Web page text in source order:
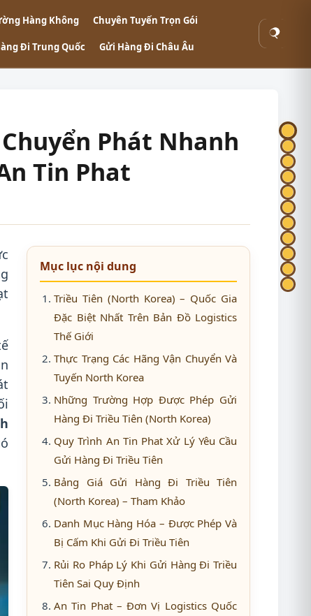
Hàng Không Chuyên Tuyến Trọn Gói
Đi Trung Quốc Gửi Hàng Đi Châu Âu
Tìm
Phát Nhanh
Tin Phat
Mục lục nội dung
Triều Tiên (North Korea) – Quốc Gia
Đặc Biệt Nhất Trên Bản Đồ Logistics
Thế Giới
Thực Trạng Các Hãng Vận Chuyển Và
Tuyến North Korea
Những Trường Hợp Được Phép Gửi
Hàng Đi Triều Tiên (North Korea)
Quy Trình An Tin Phat Xử Lý Yêu Cầu
Gửi Hàng Đi Triều Tiên
Bảng Giá Gửi Hàng Đi Triều Tiên
(North Korea) – Tham Khảo
Danh Mục Hàng Hóa – Được Phép Và
Bị Cấm Khi Gửi Đi Triều Tiên
Rủi Ro Pháp Lý Khi Gửi Hàng Đi Triều
Tiên Sai Quy Định
An Tin Phat – Đơn Vị Logistics Quốc